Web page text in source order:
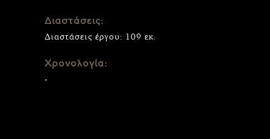
Διαστάσεις:
Διαστάσεις έργου: 109 εκ.
Χρονολογία:
-